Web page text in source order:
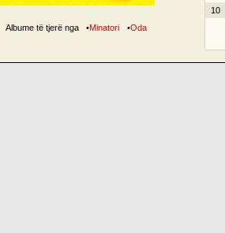
Albume të tjerë nga •Minatori •Oda
10